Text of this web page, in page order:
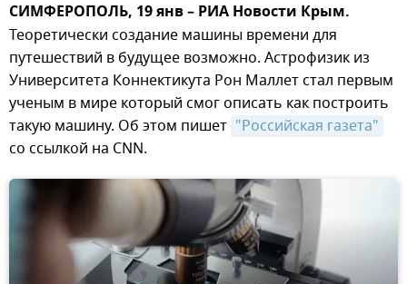
СИМФЕРОПОЛЬ, 19 янв – РИА Новости Крым.
Теоретически создание машины времени для
путешествий в будущее возможно. Астрофизик из
Университета Коннектикута Рон Маллет стал первым
ученым в мире который смог описать как построить
такую машину. Об этом пишет "Российская газета"
со ссылкой на CNN.